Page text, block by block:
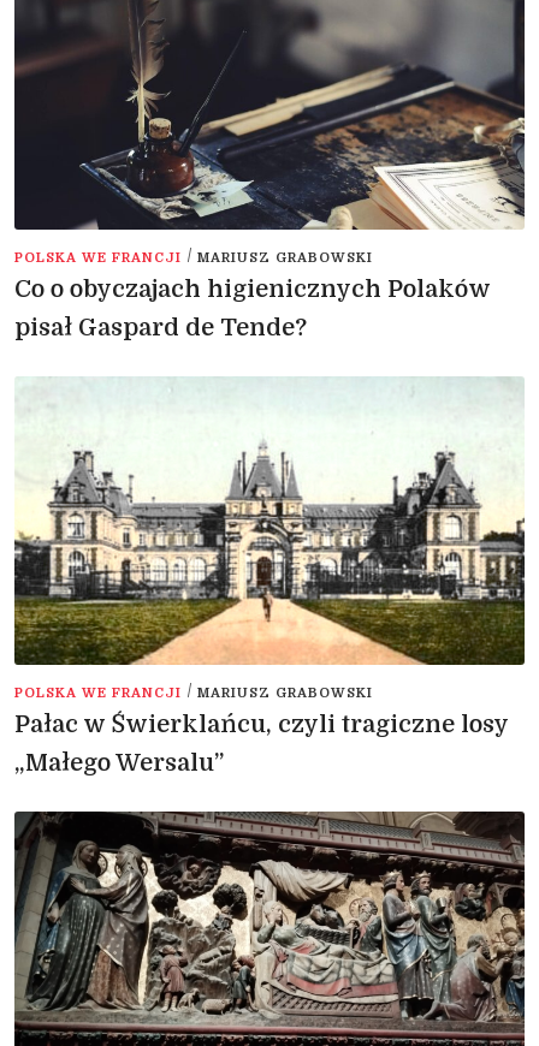
POLSKA WE FRANCJI / MARIUSZ GRABOWSKI
Co o obyczajach higienicznych Polaków
pisał Gaspard de Tende?
POLSKA WE FRANCJI / MARIUSZ GRABOWSKI
Pałac w Świerklańcu, czyli tragiczne losy
„Małego Wersalu”